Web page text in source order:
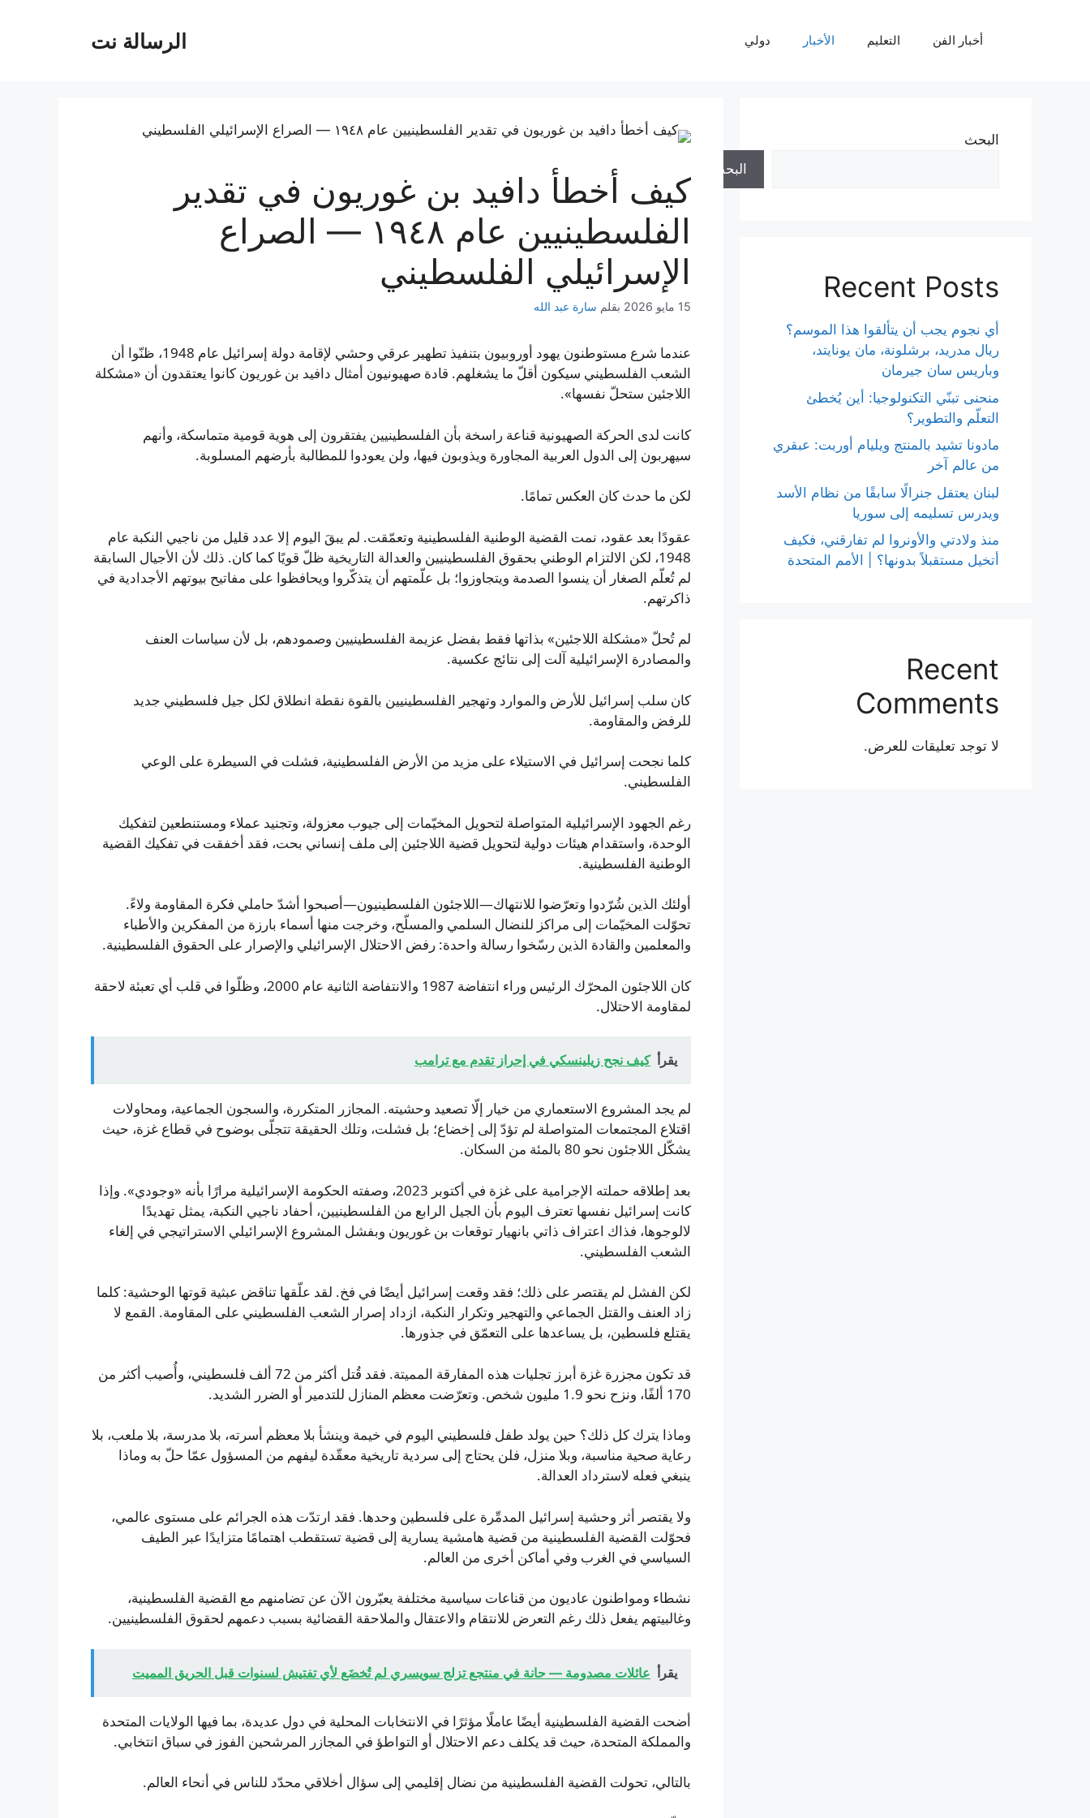
الرسالة نت أخبار الفن التعليم الأخبار دولي
كيف أخطأ دافيد بن غوريون في تقدير
الفلسطينيين عام ١٩٤٨ — الصراع
الإسرائيلي الفلسطيني
15 مايو 2026 بقلم سارة عبد الله
عندما شرع مستوطنون يهود أوروبيون بتنفيذ تطهير عرقي وحشي لإقامة دولة إسرائيل عام 1948، ظنّوا أن
الشعب الفلسطيني سيكون أقلّ ما يشغلهم. قادة صهيونيون أمثال دافيد بن غوريون كانوا يعتقدون أن «مشكلة
اللاجئين ستحلّ نفسها».
كانت لدى الحركة الصهيونية قناعة راسخة بأن الفلسطينيين يفتقرون إلى هوية قومية متماسكة، وأنهم
سيهربون إلى الدول العربية المجاورة ويذوبون فيها، ولن يعودوا للمطالبة بأرضهم المسلوبة.
لكن ما حدث كان العكس تمامًا.
عقودًا بعد عقود، نمت القضية الوطنية الفلسطينية وتعمّقت. لم يبقَ اليوم إلا عدد قليل من ناجيي النكبة عام
1948، لكن الالتزام الوطني بحقوق الفلسطينيين والعدالة التاريخية ظلّ قويًا كما كان. ذلك لأن الأجيال السابقة
لم تُعلّم الصغار أن ينسوا الصدمة ويتجاوزوا؛ بل علّمتهم أن يتذكّروا ويحافظوا على مفاتيح بيوتهم الأجدادية في
ذاكرتهم.
لم تُحلّ «مشكلة اللاجئين» بذاتها فقط بفضل عزيمة الفلسطينيين وصمودهم، بل لأن سياسات العنف
والمصادرة الإسرائيلية آلت إلى نتائج عكسية.
كان سلب إسرائيل للأرض والموارد وتهجير الفلسطينيين بالقوة نقطة انطلاق لكل جيل فلسطيني جديد
للرفض والمقاومة.
كلما نجحت إسرائيل في الاستيلاء على مزيد من الأرض الفلسطينية، فشلت في السيطرة على الوعي
الفلسطيني.
رغم الجهود الإسرائيلية المتواصلة لتحويل المخيّمات إلى جيوب معزولة، وتجنيد عملاء ومستنطعين لتفكيك
الوحدة، واستقدام هيئات دولية لتحويل قضية اللاجئين إلى ملف إنساني بحت، فقد أخفقت في تفكيك القضية
الوطنية الفلسطينية.
أولئك الذين شُرّدوا وتعرّضوا للانتهاك—اللاجئون الفلسطينيون—أصبحوا أشدّ حاملي فكرة المقاومة ولاءً.
تحوّلت المخيّمات إلى مراكز للنضال السلمي والمسلّح، وخرجت منها أسماء بارزة من المفكرين والأطباء
والمعلمين والقادة الذين رسّخوا رسالة واحدة: رفض الاحتلال الإسرائيلي والإصرار على الحقوق الفلسطينية.
كان اللاجئون المحرّك الرئيس وراء انتفاضة 1987 والانتفاضة الثانية عام 2000، وظلّوا في قلب أي تعبئة لاحقة
لمقاومة الاحتلال.
يقرأ كيف نجح زيلينسكي في إحراز تقدم مع ترامب
لم يجد المشروع الاستعماري من خيار إلّا تصعيد وحشيته. المجازر المتكررة، والسجون الجماعية، ومحاولات
اقتلاع المجتمعات المتواصلة لم تؤدّ إلى إخضاع؛ بل فشلت، وتلك الحقيقة تتجلّى بوضوح في قطاع غزة، حيث
يشكّل اللاجئون نحو 80 بالمئة من السكان.
بعد إطلاقه حملته الإجرامية على غزة في أكتوبر 2023، وصفته الحكومة الإسرائيلية مرارًا بأنه «وجودي». وإذا
كانت إسرائيل نفسها تعترف اليوم بأن الجيل الرابع من الفلسطينيين، أحفاد ناجيي النكبة، يمثل تهديدًا
لالوجوها، فذاك اعتراف ذاتي بانهيار توقعات بن غوريون وبفشل المشروع الإسرائيلي الاستراتيجي في إلغاء
الشعب الفلسطيني.
لكن الفشل لم يقتصر على ذلك؛ فقد وقعت إسرائيل أيضًا في فخ. لقد علّقها تناقض عبثية قوتها الوحشية: كلما
زاد العنف والقتل الجماعي والتهجير وتكرار النكبة، ازداد إصرار الشعب الفلسطيني على المقاومة. القمع لا
يقتلع فلسطين، بل يساعدها على التعمّق في جذورها.
قد تكون مجزرة غزة أبرز تجليات هذه المفارقة المميتة. فقد قُتل أكثر من 72 ألف فلسطيني، وأُصيب أكثر من
170 ألفًا، ونزح نحو 1.9 مليون شخص. وتعرّضت معظم المنازل للتدمير أو الضرر الشديد.
وماذا يترك كل ذلك؟ حين يولد طفل فلسطيني اليوم في خيمة وينشأ بلا معظم أسرته، بلا مدرسة، بلا ملعب، بلا
رعاية صحية مناسبة، وبلا منزل، فلن يحتاج إلى سردية تاريخية معقّدة ليفهم من المسؤول عمّا حلّ به وماذا
ينبغي فعله لاسترداد العدالة.
ولا يقتصر أثر وحشية إسرائيل المدمِّرة على فلسطين وحدها. فقد ارتدّت هذه الجرائم على مستوى عالمي،
فحوّلت القضية الفلسطينية من قضية هامشية يسارية إلى قضية تستقطب اهتمامًا متزايدًا عبر الطيف
السياسي في الغرب وفي أماكن أخرى من العالم.
نشطاء ومواطنون عاديون من قناعات سياسية مختلفة يعبّرون الآن عن تضامنهم مع القضية الفلسطينية،
وغالبيتهم يفعل ذلك رغم التعرض للانتقام والاعتقال والملاحقة القضائية بسبب دعمهم لحقوق الفلسطينيين.
يقرأ عائلات مصدومة — حانة في منتجع تزلج سويسري لم تُخضَع لأي تفتيش لسنوات قبل الحريق المميت
أضحت القضية الفلسطينية أيضًا عاملًا مؤثرًا في الانتخابات المحلية في دول عديدة، بما فيها الولايات المتحدة
والمملكة المتحدة، حيث قد يكلف دعم الاحتلال أو التواطؤ في المجازر المرشحين الفوز في سباق انتخابي.
بالتالي، تحولت القضية الفلسطينية من نضال إقليمي إلى سؤال أخلاقي محدّد للناس في أنحاء العالم.
البحث
البحث
Recent Posts
أي نجوم يجب أن يتألقوا هذا الموسم؟
ريال مدريد، برشلونة، مان يونايتد،
وباريس سان جيرمان
منحنى تبنّي التكنولوجيا: أين يُخطئ
التعلّم والتطوير؟
مادونا تشيد بالمنتج ويليام أوربت: عبقري
من عالم آخر
لبنان يعتقل جنرالًا سابقًا من نظام الأسد
ويدرس تسليمه إلى سوريا
منذ ولادتي والأونروا لم تفارقني، فكيف
أتخيل مستقبلاً بدونها؟ | الأمم المتحدة
Recent
Comments
لا توجد تعليقات للعرض.